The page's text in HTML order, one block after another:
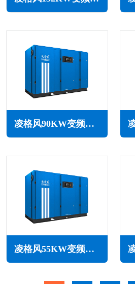
凌格风90KW变频空压机LSV系列
凌格风55KW变频空压机LSV系列